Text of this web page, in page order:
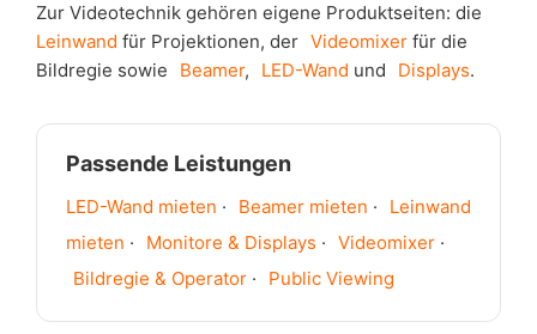
Zur Videotechnik gehören eigene Produktseiten: die
Leinwand für Projektionen, der Videomixer für die
Bildregie sowie
Beamer, LED-Wand und Displays.
Passende Leistungen
LED-Wand mieten · Beamer mieten ·
Leinwand
mieten · Monitore & Displays · Videomixer ·
Bildregie & Operator · Public Viewing